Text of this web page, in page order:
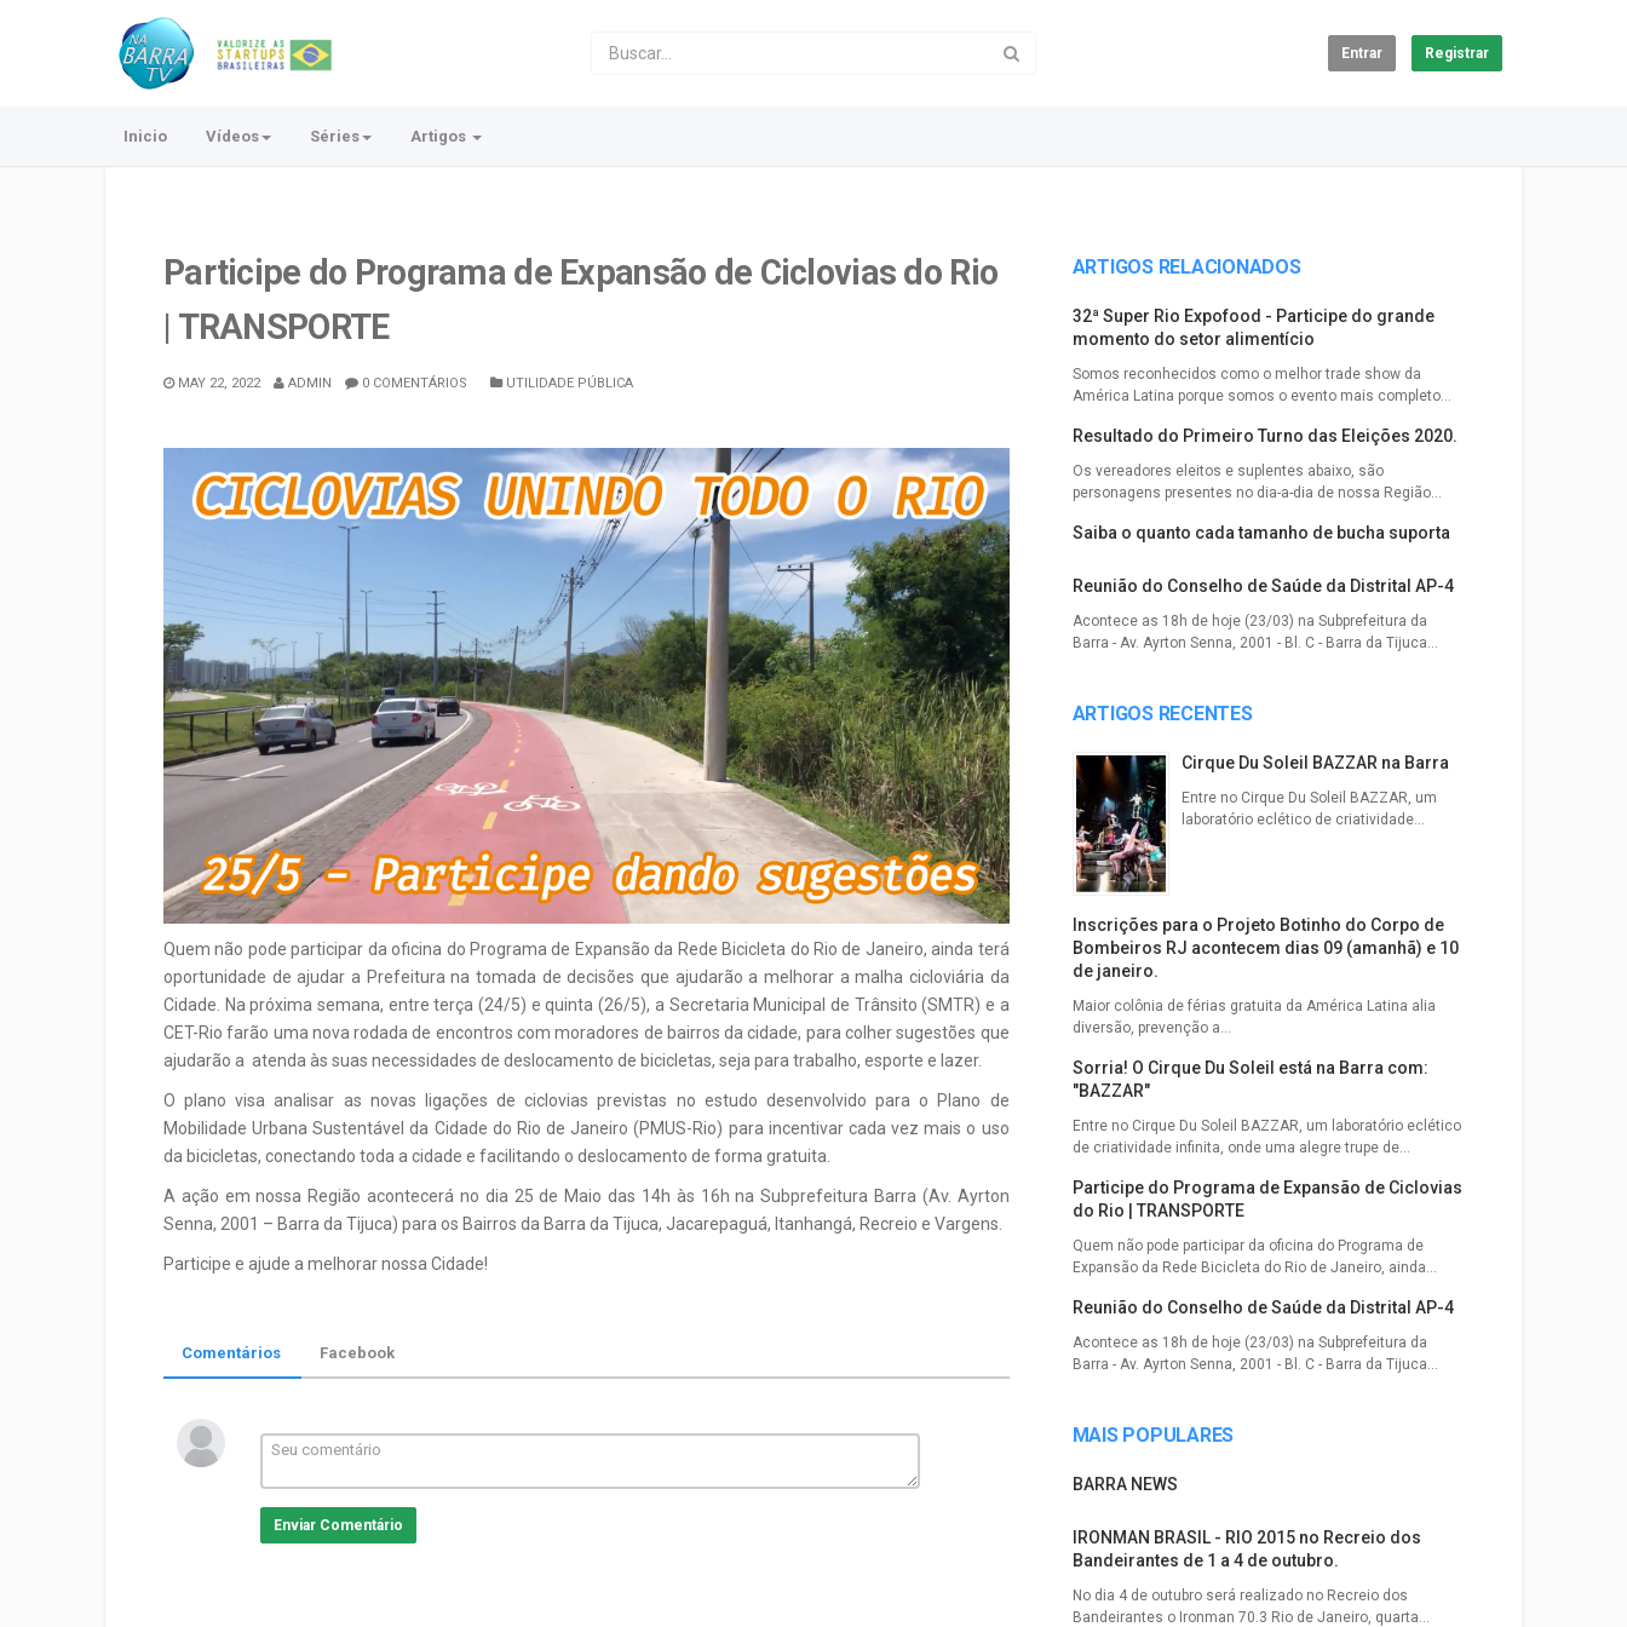
Entrar Registrar
Inicio Vídeos Séries Artigos
Participe do Programa de Expansão de Ciclovias do Rio
| TRANSPORTE
MAY 22, 2022 ADMIN 0 COMENTÁRIOS UTILIDADE PÚBLICA
Quem não pode participar da oficina do Programa de Expansão da Rede Bicicleta do Rio de Janeiro, ainda terá
oportunidade de ajudar a Prefeitura na tomada de decisões que ajudarão a melhorar a malha cicloviária da
Cidade. Na próxima semana, entre terça (24/5) e quinta (26/5), a Secretaria Municipal de Trânsito (SMTR) e a
CET-Rio farão uma nova rodada de encontros com moradores de bairros da cidade, para colher sugestões que
ajudarão a atenda às suas necessidades de deslocamento de bicicletas, seja para trabalho, esporte e lazer.
O plano visa analisar as novas ligações de ciclovias previstas no estudo desenvolvido para o Plano de
Mobilidade Urbana Sustentável da Cidade do Rio de Janeiro (PMUS-Rio) para incentivar cada vez mais o uso
da bicicletas, conectando toda a cidade e facilitando o deslocamento de forma gratuita.
A ação em nossa Região acontecerá no dia 25 de Maio das 14h às 16h na Subprefeitura Barra (Av. Ayrton
Senna, 2001 – Barra da Tijuca) para os Bairros da Barra da Tijuca, Jacarepaguá, Itanhangá, Recreio e Vargens.
Participe e ajude a melhorar nossa Cidade!
Comentários Facebook
Enviar Comentário
ARTIGOS RELACIONADOS
32ª Super Rio Expofood - Participe do grande
momento do setor alimentício
Somos reconhecidos como o melhor trade show da
América Latina porque somos o evento mais completo...
Resultado do Primeiro Turno das Eleições 2020.
Os vereadores eleitos e suplentes abaixo, são
personagens presentes no dia-a-dia de nossa Região...
Saiba o quanto cada tamanho de bucha suporta
Reunião do Conselho de Saúde da Distrital AP-4
Acontece as 18h de hoje (23/03) na Subprefeitura da
Barra - Av. Ayrton Senna, 2001 - Bl. C - Barra da Tijuca...
ARTIGOS RECENTES
Cirque Du Soleil BAZZAR na Barra
Entre no Cirque Du Soleil BAZZAR, um
laboratório eclético de criatividade...
Inscrições para o Projeto Botinho do Corpo de
Bombeiros RJ acontecem dias 09 (amanhã) e 10
de janeiro.
Maior colônia de férias gratuita da América Latina alia
diversão, prevenção a...
Sorria! O Cirque Du Soleil está na Barra com:
"BAZZAR"
Entre no Cirque Du Soleil BAZZAR, um laboratório eclético
de criatividade infinita, onde uma alegre trupe de...
Participe do Programa de Expansão de Ciclovias
do Rio | TRANSPORTE
Quem não pode participar da oficina do Programa de
Expansão da Rede Bicicleta do Rio de Janeiro, ainda...
Reunião do Conselho de Saúde da Distrital AP-4
Acontece as 18h de hoje (23/03) na Subprefeitura da
Barra - Av. Ayrton Senna, 2001 - Bl. C - Barra da Tijuca...
MAIS POPULARES
BARRA NEWS
IRONMAN BRASIL - RIO 2015 no Recreio dos
Bandeirantes de 1 a 4 de outubro.
No dia 4 de outubro será realizado no Recreio dos
Bandeirantes o Ironman 70.3 Rio de Janeiro, quarta...